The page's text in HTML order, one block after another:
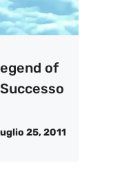
of
25, 2011